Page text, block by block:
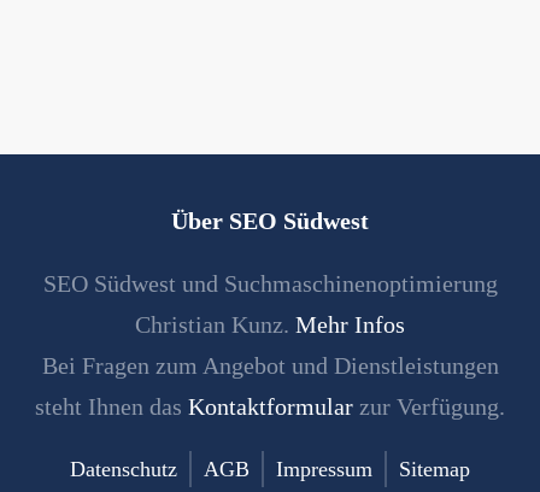
Über SEO Südwest
SEO Südwest und Suchmaschinenoptimierung
Christian Kunz. Mehr Infos
Bei Fragen zum Angebot und Dienstleistungen
steht Ihnen das Kontaktformular zur Verfügung.
Datenschutz AGB Impressum Sitemap